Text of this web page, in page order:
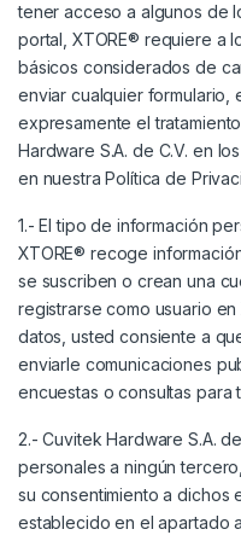
tener acceso a algunos de
portal, XTORE® requiere a
básicos considerados de
enviar cualquier formulario,
expresamente el
Hardware S.A. de C.V. en
en nuestra Política de
1.- El tipo de información
XTORE® recoge
se suscriben o crean una
registrarse como usuario
datos, usted consiente a
enviarle comunicaciones
encuestas o consultas para
2.- Cuvitek Hardware S.A.
personales a ningún
su consentimiento a
establecido en el apartado